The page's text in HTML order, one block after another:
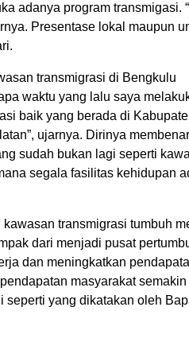
adanya program transmigasi.
Presentase lokal maupun
transmigrasi di Bengkulu
waktu yang lalu saya
baik yang berada di
ujarnya. Dirinya
sudah bukan lagi seperti
segala fasilitas kehidupan
transmigrasi tumbuh
dari menjadi pusat
dan meningkatkan
masyarakat semakin
seperti yang dikatakan oleh